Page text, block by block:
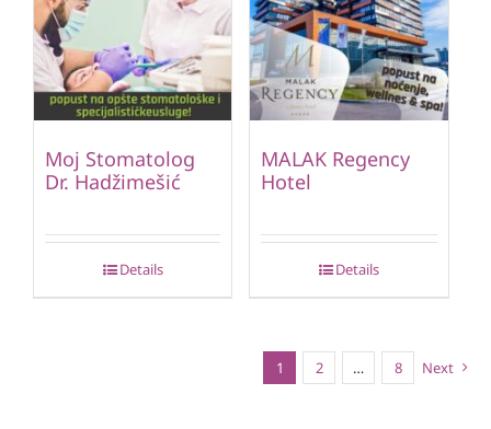
Moj Stomatolog
Dr. Hadžimešić
Details
MALAK Regency
Hotel
Details
1 2 … 8 Next